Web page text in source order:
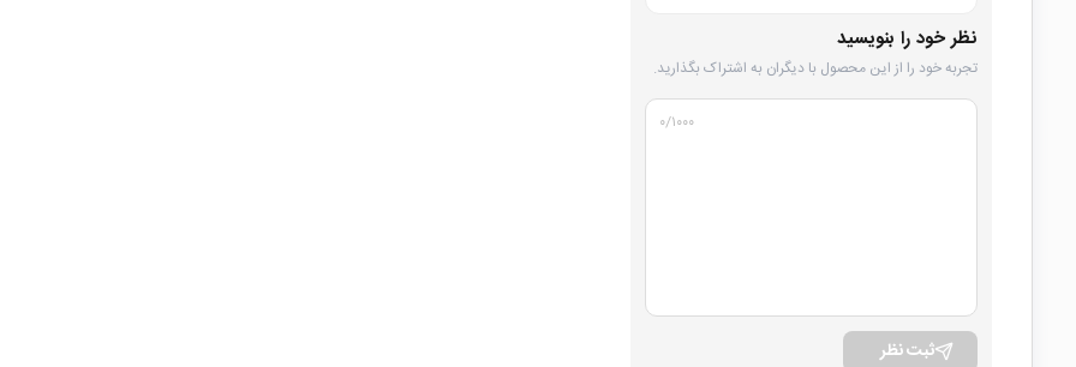
نظر خود را بنویسید
تجربه خود را از این محصول با دیگران به اشتراک بگذارید.
۰/۱۰۰۰
ثبت نظر